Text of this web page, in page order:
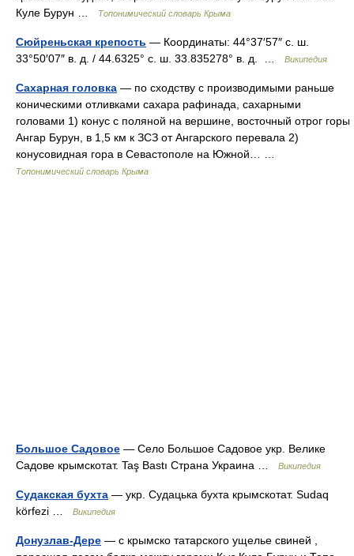
Куле Бурун …
Топонимический словарь Крыма
Сюйреньская крепость — Координаты: 44°37′57″ с. ш.
33°50′07″ в. д. / 44.6325° с. ш. 33.835278° в. д. …
Википедия
Сахарная головка — по сходству с производимыми раньше
коническими отливками сахара рафинада, сахарными
головами 1) конус с поляной на вершине, восточный отрог горы
Ангар Бурун, в 1,5 км к ЗСЗ от Ангарского перевала 2)
конусовидная гора в Севастополе на Южной… …
Топонимический словарь Крыма
Большое Садовое — Село Большое Садовое укр. Велике
Садове крымскотат. Taş Bastı Страна Украина …
Википедия
Судакская бухта — укр. Судацька бухта крымскотат. Sudaq
körfezi …
Википедия
Донузлав-Дере — с крымско татарского ущелье свиней ,